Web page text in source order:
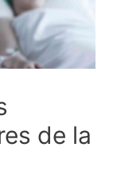
de la